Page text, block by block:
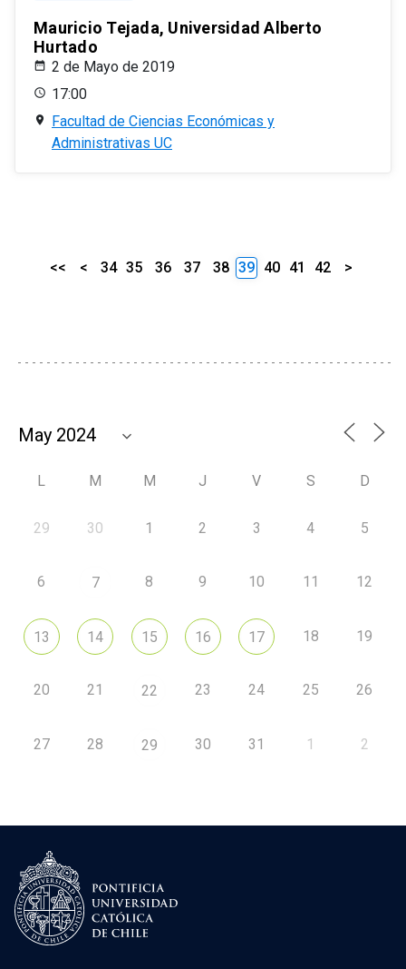
Mauricio Tejada, Universidad Alberto
Hurtado
2 de Mayo de 2019
17:00
Facultad de Ciencias Económicas y
Administrativas UC
<< < 34 35 36 37 38 39 40 41 42 >
L M M J V S D
29 30 1 2 3 4 5
6 7 8 9 10 11 12
13 14 15 16 17 18 19
20 21 22 23 24 25 26
27 28 29 30 31 1 2